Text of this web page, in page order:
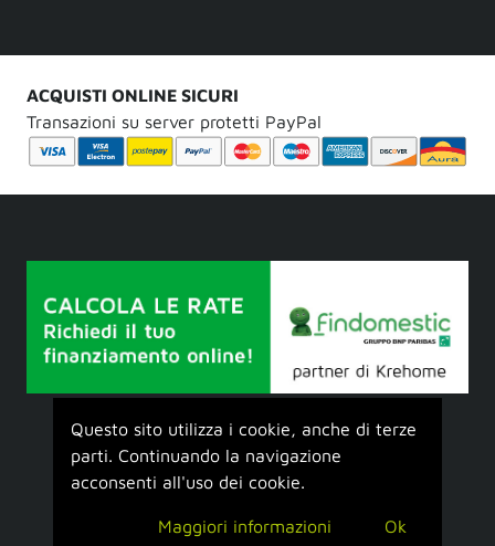
ACQUISTI ONLINE SICURI
Transazioni su server protetti PayPal
Questo sito utilizza i cookie, anche di terze
parti. Continuando la navigazione
acconsenti all'uso dei cookie.
Ok
Maggiori informazioni